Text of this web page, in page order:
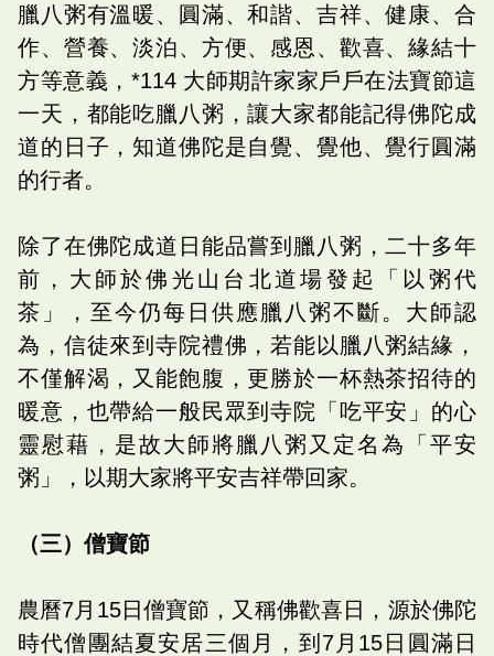
臘八粥有溫暖、圓滿、和諧、吉祥、健康、合
作、營養、淡泊、方便、感恩、歡喜、緣結十
方等意義，*114 大師期許家家戶戶在法寶節這
一天，都能吃臘八粥，讓大家都能記得佛陀成
道的日子，知道佛陀是自覺、覺他、覺行圓滿
的行者。
除了在佛陀成道日能品嘗到臘八粥，二十多年
前，大師於佛光山台北道場發起「以粥代
茶」，至今仍每日供應臘八粥不斷。大師認
為，信徒來到寺院禮佛，若能以臘八粥結緣，
不僅解渴，又能飽腹，更勝於一杯熱茶招待的
暖意，也帶給一般民眾到寺院「吃平安」的心
靈慰藉，是故大師將臘八粥又定名為「平安
粥」，以期大家將平安吉祥帶回家。
（三）僧寶節
農曆7月15日僧寶節，又稱佛歡喜日，源於佛陀
時代僧團結夏安居三個月，到7月15日圓滿日